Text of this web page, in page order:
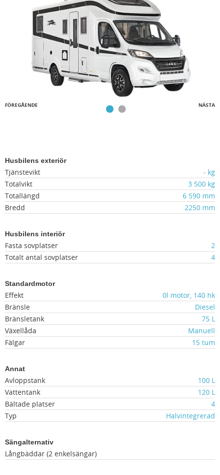
FÖREGÅENDE NÄSTA
Husbilens exteriör
Tjänstevikt
- kg
Totalvikt
3 500 kg
Totallängd
6 590 mm
Bredd
2250 mm
Husbilens interiör
Fasta sovplatser
2
Totalt antal sovplatser
4
Standardmotor
Effekt
0l motor, 140 hk
Bränsle
Diesel
Bränsletank
75 L
Växellåda
Manuell
Fälgar
15 tum
Annat
Avloppstank
100 L
Vattentank
120 L
Bältade platser
4
Typ
Halvintegrerad
Sängalternativ
Långbäddar (2 enkelsängar)